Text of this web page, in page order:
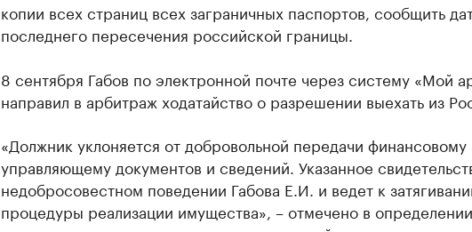
копии всех страниц всех заграничных паспортов, сообщить
последнего пересечения российской границы.
8 сентября Габов по электронной почте через систему «Мой
направил в арбитраж ходатайство о разрешении выехать из
«Должник уклоняется от добровольной передачи финансовому
управляющему документов и сведений. Указанное
недобросовестном поведении Габова Е.И. и ведет к
процедуры реализации имущества», – отмечено в определении,